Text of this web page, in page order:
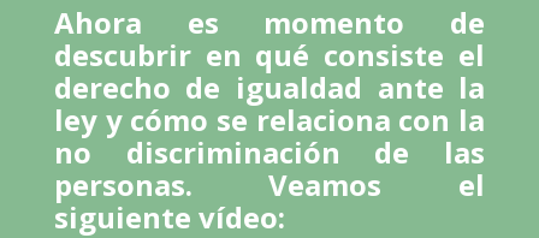
Ahora es momento de
descubrir en qué consiste el
derecho de igualdad ante la
ley y cómo se relaciona con la
no discriminación de las
personas. Veamos el
siguiente vídeo: